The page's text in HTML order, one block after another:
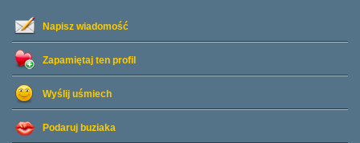
Napisz wiadomość
Zapamiętaj ten profil
Wyślij uśmiech
Podaruj buziaka